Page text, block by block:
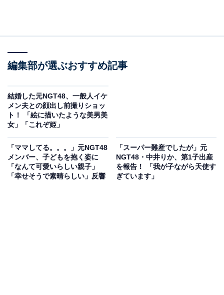
編集部が選ぶおすすめ記事
結婚した元NGT48、一般人イケ
メン夫との顔出し前撮りショッ
ト！ 「絵に描いたような美男美
女」「これぞ姫」
「ママしてる。。。」元NGT48
メンバー、子どもを抱く姿に
「なんて可愛いらしい親子」
「幸せそうで素晴らしい」反響
「スーパー難産でしたが」元
NGT48・中井りか、第1子出産
を報告！ 「我が子ながら天使す
ぎています」